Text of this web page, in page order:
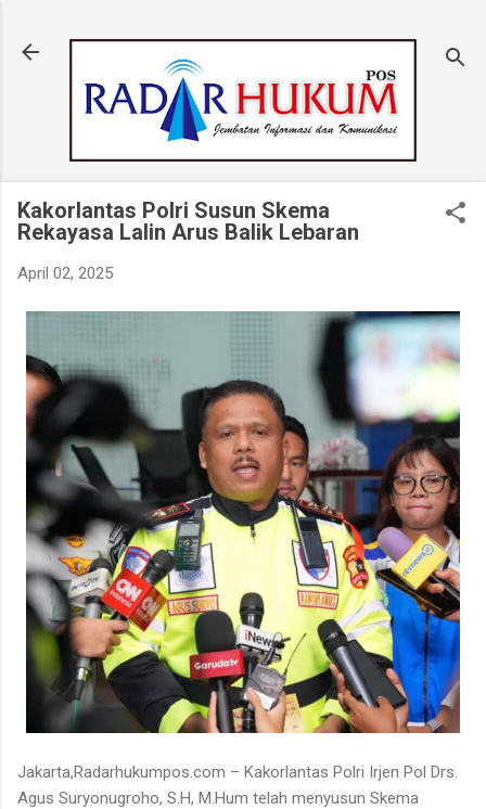
Kakorlantas Polri Susun Skema
Rekayasa Lalin Arus Balik Lebaran
April 02, 2025
Jakarta,Radarhukumpos.com – Kakorlantas Polri Irjen Pol Drs.
Agus Suryonugroho, S.H, M.Hum telah menyusun Skema